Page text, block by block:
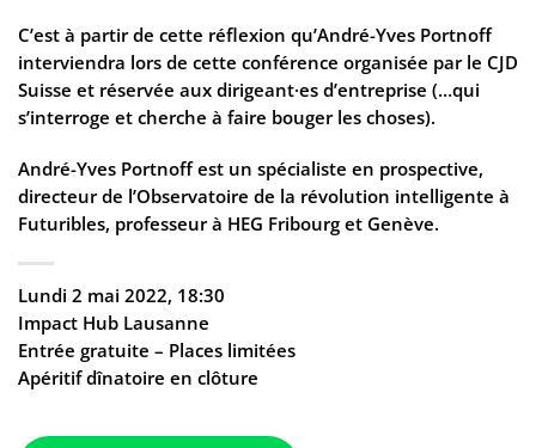
C’est à partir de cette réflexion qu’André-Yves Portnoff
interviendra lors de cette conférence organisée par le CJD
Suisse et réservée aux dirigeant·es d’entreprise (…qui
s’interroge et cherche à faire bouger les choses).
André-Yves Portnoff est un spécialiste en prospective,
directeur de l’Observatoire de la révolution intelligente à
Futuribles, professeur à HEG Fribourg et Genève.
Lundi 2 mai 2022, 18:30
Impact Hub Lausanne
Entrée gratuite – Places limitées
Apéritif dînatoire en clôture